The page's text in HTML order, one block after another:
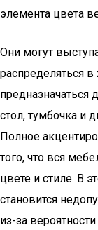
элемента цвета
Они могут
распределяться в
стол, тумбочка и
Полное
того, что вся
цвете и стиле. В
становится
из-за